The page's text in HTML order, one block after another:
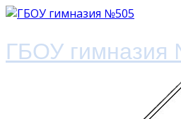
ГБОУ